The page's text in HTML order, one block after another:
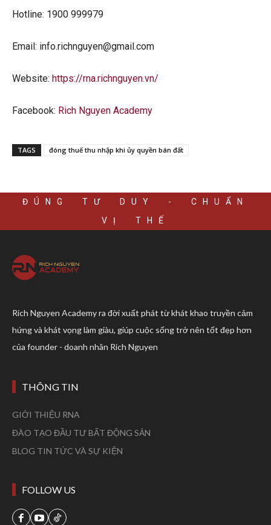
Hotline: 1900 999979
Email: info.richnguyen@gmail.com
Website: https://rna.richnguyen.vn/
Facebook: Rich Nguyen Academy
TAGS đóng thuế thu nhập khi ủy quyền bán đất
ĐÚNG TƯ DUY - CHUẨN
VỊ THẾ
Rich Nguyen Academy ra đời xuất phát từ khát khao truyền cảm
hứng và khát vọng làm giàu, giúp cuộc sống trở nên tốt đẹp hơn
của founder - doanh nhân Rich Nguyen
THÔNG TIN
GIỚI THIỆU RNA
ĐÀO TẠO ĐẦU TƯ BẤT ĐỘNG SẢN
BLOG TIN TỨC VÀ SỰ KIỆN
FOLLOW US